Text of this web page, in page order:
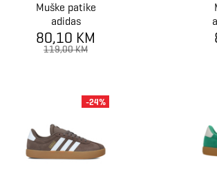
Muške patike
adidas
BREAKNET 2.0
80,10 KM
119,00 KM
-24%